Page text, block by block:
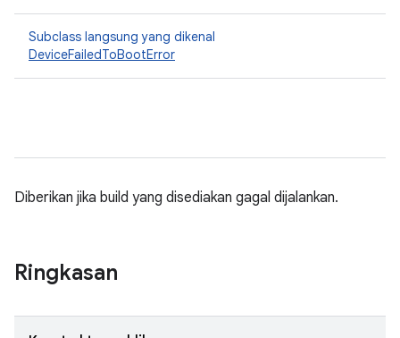
Subclass langsung yang dikenal
DeviceFailedToBootError
Diberikan jika build yang disediakan gagal dijalankan.
Ringkasan